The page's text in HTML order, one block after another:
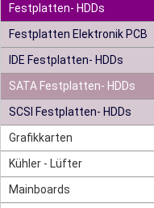
Festplatten- HDDs
Festplatten Elektronik PCB
IDE Festplatten- HDDs
SATA Festplatten- HDDs
SCSI Festplatten- HDDs
Grafikkarten
Kühler - Lüfter
Mainboards